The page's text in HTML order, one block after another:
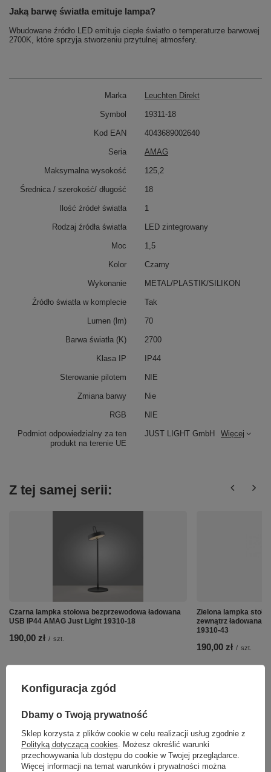
Jaką barwę światła emituje lampa?
Wbudowane źródło LED emituje ciepłe światło o temperaturze barwowej
2700K, które sprzyja stworzeniu przytulnej atmosfery.
Marka Leuchten Direkt
Podmiot odpowiedzialny za ten
produkt na terenie UE
JUST LIGHT GmbH Więcej
Symbol 19311-18
Kod EAN 4043689002640
Seria AMAG
Maksymalna wysokość 125,2
Średnica / szerokość/ długość 18
Ilość źródeł światła 1
Rodzaj źródła światła LED zintegrowany
Moc 1,5
Kolor Czarny
Wykonanie METAL/PLASTIK/SILIKON
Źródło światła w komplecie Tak
Lumen (lm) 70
Barwa światła (K) 2700
Klasa IP IP44
Sterowanie pilotem NIE
Zmiana barwy Nie
RGB NIE
Z tej samej serii:
Czarna lampka stołowa bezprzewodowa ładowana
USB IP44 AMAG Just Light 19310-18
190,00 zł / szt.
Zielona lampka
zewnątrz ładowana
19310-43
190,00 zł / szt.
Konfiguracja zgód
Dbamy o Twoją prywatność
Sklep korzysta z plików cookie w celu realizacji usług zgodnie z
Polityką dotyczącą cookies. Możesz określić warunki
przechowywania lub dostępu do cookie w Twojej przeglądarce.
Więcej informacji na temat warunków i prywatności można